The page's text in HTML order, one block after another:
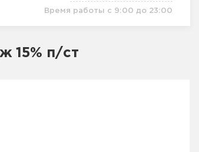
Время работы с 9:00 до 23:00
15% п/ст